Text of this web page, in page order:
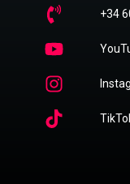
+34